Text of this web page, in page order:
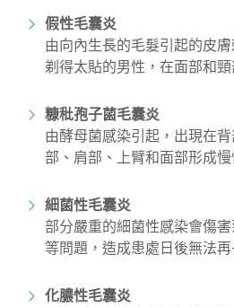
假性毛囊炎
由向內生長的毛髮引起的皮
剃得太貼的男性，在面部和
糠秕孢子菌毛囊炎
由酵母菌感染引起，出現在
部、肩部、上臂和面部形成
細菌性毛囊炎
部分嚴重的細菌性感染會傷
等問題，造成患處日後無法
化膿性毛囊炎